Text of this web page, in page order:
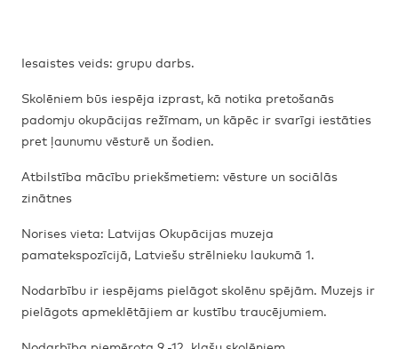
Iesaistes veids: grupu darbs.
Skolēniem būs iespēja izprast, kā notika pretošanās
padomju okupācijas režīmam, un kāpēc ir svarīgi iestāties
pret ļaunumu vēsturē un šodien.
Atbilstība mācību priekšmetiem: vēsture un sociālās
zinātnes
Norises vieta: Latvijas Okupācijas muzeja
pamatekspozīcijā, Latviešu strēlnieku laukumā 1.
Nodarbību ir iespējams pielāgot skolēnu spējām. Muzejs ir
pielāgots apmeklētājiem ar kustību traucējumiem.
Nodarbība piemērota 9.-12. klašu skolēniem.